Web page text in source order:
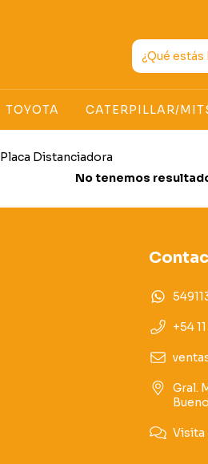
TOYOTA CATERPILLAR/
Placa Distanciadora
No tenemos
+54
Gral.
Visita